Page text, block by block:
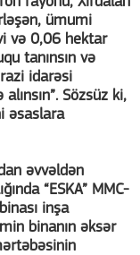
ümumi
və 0,06 hektar
tanınsın və
idarəsi
Sözsüz ki,
əsaslara
əvvəldən
“ESKA” MMC-
inşa
binanın əksər